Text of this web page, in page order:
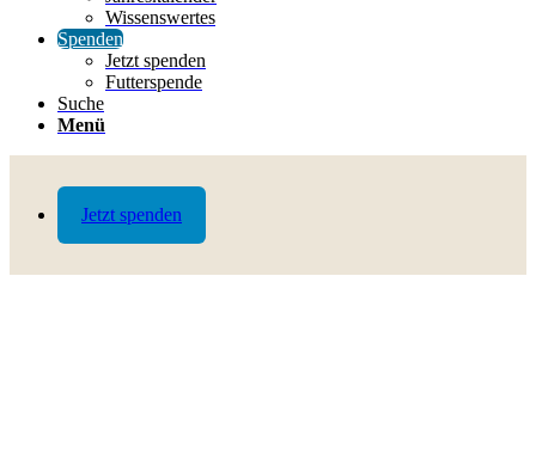
Jetzt spenden
Wissenswertes
Spenden
Jetzt spenden
Futterspende
Suche
Menü